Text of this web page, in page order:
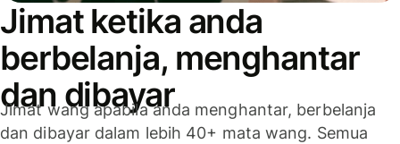
Jimat ketika anda
berbelanja, menghantar
dan dibayar
Jimat wang apabila anda menghantar, berbelanja
dan dibayar dalam lebih 40+ mata wang. Semua